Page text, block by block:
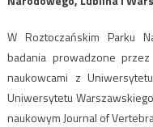
W Roztoczańskim Parku
badania prowadzone
naukowcami z
Uniwersytetu
naukowym Journal of